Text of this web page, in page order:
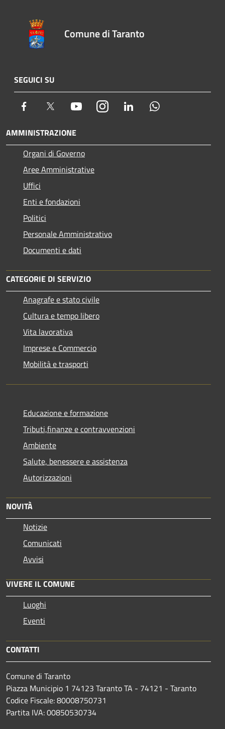
Comune di Taranto
SEGUICI SU
Facebook Twitter YoutubeInstagram LinkedIn
AMMINISTRAZIONE
Organi di Governo
Aree Amministrative
Uffici
Enti e fondazioni
Politici
Personale Amministrativo
Documenti e dati
CATEGORIE DI SERVIZIO
Anagrafe e stato civile
Cultura e tempo libero
Vita lavorativa
Imprese e Commercio
Mobilità e trasporti
Educazione e formazione
Tributi,finanze e contravvenzioni
Ambiente
Salute, benessere e assistenza
Autorizzazioni
NOVITÀ
Notizie
Comunicati
Avvisi
VIVERE IL COMUNE
Luoghi
Eventi
CONTATTI
Comune di Taranto
Piazza Municipio 1 74123 Taranto TA - 74121 - Taranto
Codice Fiscale: 80008750731
Partita IVA: 00850530734